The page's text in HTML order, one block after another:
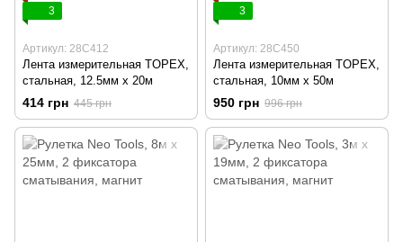
3
Артикул: 28C412
Лента измерительная TOPEX,
стальная, 12.5мм х 20м
414 грн 445 грн
3
Артикул: 28C450
Лента измерительная TOPEX,
стальная, 10мм х 50м
950 грн 996 грн